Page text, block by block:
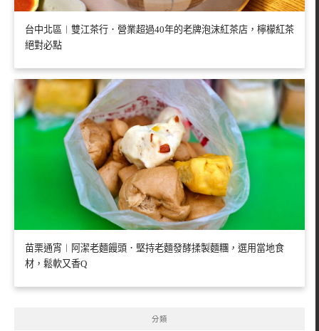
台中北區︱雙江茶行．營業超過40年的老牌泡沫紅茶店，檸檬紅茶
絕對必點
苗栗通宵︱阿潔老麵饅頭．堅持老麵發酵揉製麵糰，選用當地食
材，鬆軟又香Q
分類